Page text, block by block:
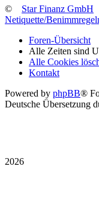
©
Star Finanz GmbH
Netiquette/
Foren-Übersicht
Alle Zeiten sind
Alle Cookies
Kontakt
Powered by phpBB®
Deutsche Übersetzung
2026